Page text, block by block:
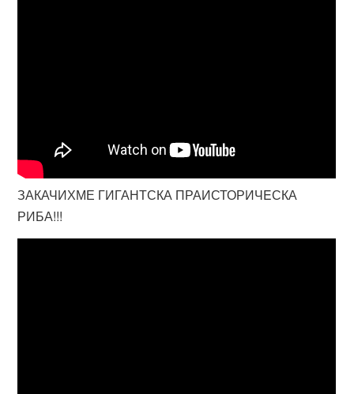
ЗАКАЧИХМЕ ГИГАНТСКА ПРАИСТОРИЧEСКА
РИБА!!!